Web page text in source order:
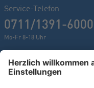
Service-Telefon
0711/1391-6000
Mo-Fr 8-18 Uhr
Kontaktformular